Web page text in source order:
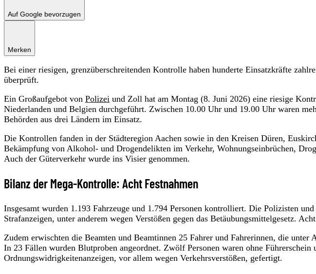
Auf Google bevorzugen
Merken
Bei einer riesigen, grenzüberschreitenden Kontrolle haben hunderte Einsatzkräfte
überprüft.
Ein Großaufgebot von Polizei und Zoll hat am Montag (8. Juni 2026) eine riesige
Niederlanden und Belgien durchgeführt. Zwischen 10.00 Uhr und 19.00 Uhr waren
Behörden aus drei Ländern im Einsatz.
Die Kontrollen fanden in der Städteregion Aachen sowie in den Kreisen Düren,
Bekämpfung von Alkohol- und Drogendelikten im Verkehr, Wohnungseinbrüchen,
Auch der Güterverkehr wurde ins Visier genommen.
Bilanz der Mega-Kontrolle: Acht Festnahmen
Insgesamt wurden 1.193 Fahrzeuge und 1.794 Personen kontrolliert. Die Polizisten
Strafanzeigen, unter anderem wegen Verstößen gegen das Betäubungsmittelgesetz.
Zudem erwischten die Beamten und Beamtinnen 25 Fahrer und Fahrerinnen, die unter
In 23 Fällen wurden Blutproben angeordnet. Zwölf Personen waren ohne Führerschein
Ordnungswidrigkeitenanzeigen, vor allem wegen Verkehrsverstößen, gefertigt.